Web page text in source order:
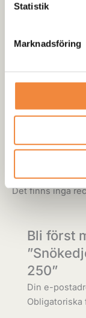
Statistik
Marknadsföring
255/70-16
17 tum
215/75-17,5
Det finns inga
Bli först
250”
Din e-
Obligatoriska